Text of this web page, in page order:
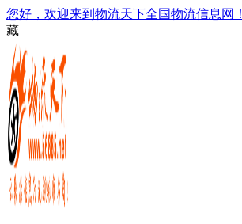
您好，欢迎来到物流天下全国物流信息网！
藏